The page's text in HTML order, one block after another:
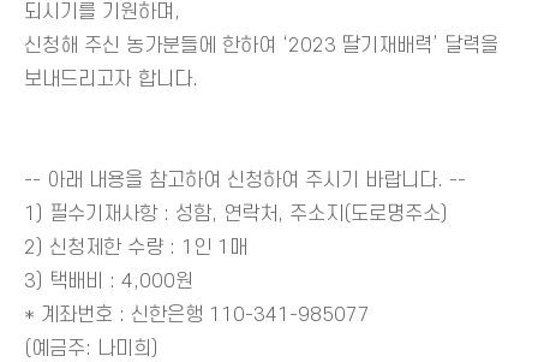
되시기를 기원하며,
신청해 주신 농가분들에 한하여 ‘2023 딸기재배력’ 달력을
보내드리고자 합니다.
-- 아래 내용을 참고하여 신청하여 주시기 바랍니다. --
1) 필수기재사항 : 성함, 연락처, 주소지(도로명주소)
2) 신청제한 수량 : 1인 1매
3) 택배비 : 4,000원
* 계좌번호 : 신한은행 110-341-985077
(예금주: 나미희)